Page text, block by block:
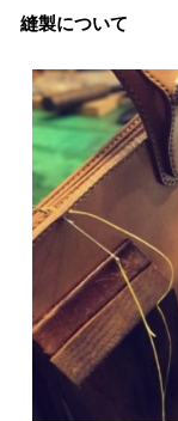
縫製について